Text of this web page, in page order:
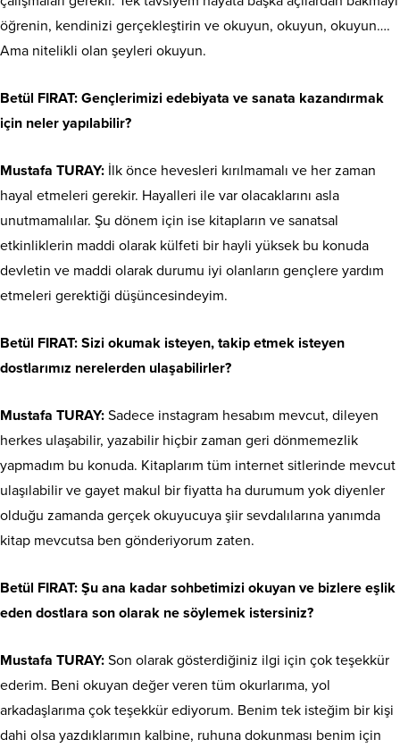
öğrenin, kendinizi gerçekleştirin ve okuyun, okuyun, okuyun….
Ama nitelikli olan şeyleri okuyun.
Betül FIRAT: Gençlerimizi edebiyata ve sanata kazandırmak
için neler yapılabilir?
Mustafa TURAY: İlk önce hevesleri kırılmamalı ve her zaman
hayal etmeleri gerekir. Hayalleri ile var olacaklarını asla
unutmamalılar. Şu dönem için ise kitapların ve sanatsal
etkinliklerin maddi olarak külfeti bir hayli yüksek bu konuda
devletin ve maddi olarak durumu iyi olanların gençlere yardım
etmeleri gerektiği düşüncesindeyim.
Betül FIRAT: Sizi okumak isteyen, takip etmek isteyen
dostlarımız nerelerden ulaşabilirler?
Mustafa TURAY: Sadece instagram hesabım mevcut, dileyen
herkes ulaşabilir, yazabilir hiçbir zaman geri dönmemezlik
yapmadım bu konuda. Kitaplarım tüm internet sitlerinde mevcut
ulaşılabilir ve gayet makul bir fiyatta ha durumum yok diyenler
olduğu zamanda gerçek okuyucuya şiir sevdalılarına yanımda
kitap mevcutsa ben gönderiyorum zaten.
Betül FIRAT: Şu ana kadar sohbetimizi okuyan ve bizlere eşlik
eden dostlara son olarak ne söylemek istersiniz?
Mustafa TURAY: Son olarak gösterdiğiniz ilgi için çok teşekkür
ederim. Beni okuyan değer veren tüm okurlarıma, yol
arkadaşlarıma çok teşekkür ediyorum. Benim tek isteğim bir kişi
dahi olsa yazdıklarımın kalbine, ruhuna dokunması benim için